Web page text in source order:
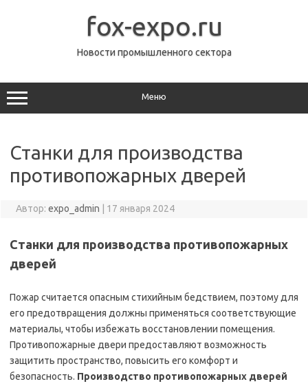
fox-expo.ru
Новости промышленного сектора
Меню
Станки для производства
противопожарных дверей
Автор: expo_admin 17 января 2024
Станки для производства противопожарных
дверей
Пожар считается опасным стихийным бедствием, поэтому для
его предотвращения должны применяться соответствующие
материалы, чтобы избежать восстановлении помещения.
Противопожарные двери предоставляют возможность
защитить пространство, повысить его комфорт и
безопасность. Производство противопожарных дверей